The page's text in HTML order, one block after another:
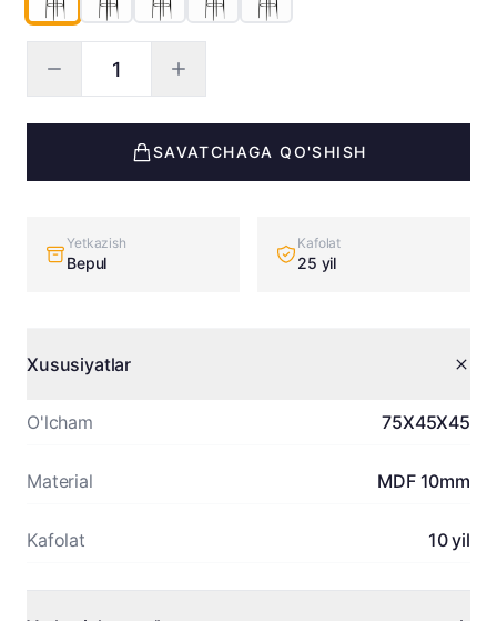
SAVATCHAGA QO'SHISH
Yetkazish
Bepul
Kafolat
25 yil
Xususiyatlar
O'lcham 75X45X45
Material MDF 10mm
Kafolat 10 yil